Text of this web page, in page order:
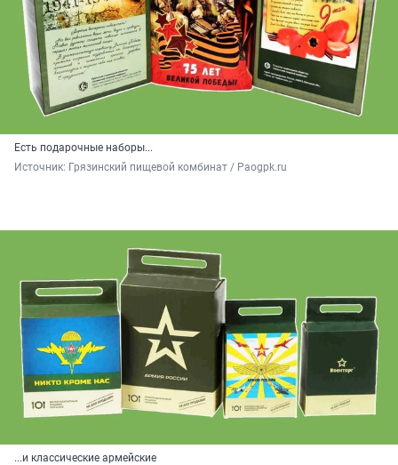
Есть подарочные наборы...
Источник: Грязинский пищевой комбинат / Paogpk.ru
...и классические армейские